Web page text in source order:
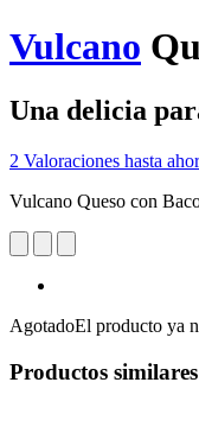
Vulcano
Una delicia
2 Valoraciones hasta
Vulcano Queso con
AgotadoEl producto ya
Productos similares